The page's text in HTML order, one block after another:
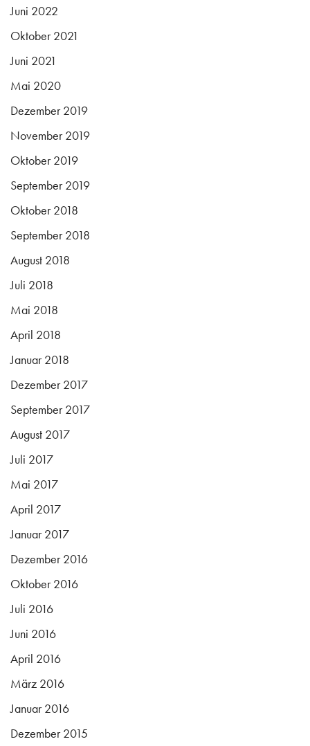
Juni 2022
Oktober 2021
Juni 2021
Mai 2020
Dezember 2019
November 2019
Oktober 2019
September 2019
Oktober 2018
September 2018
August 2018
Juli 2018
Mai 2018
April 2018
Januar 2018
Dezember 2017
September 2017
August 2017
Juli 2017
Mai 2017
April 2017
Januar 2017
Dezember 2016
Oktober 2016
Juli 2016
Juni 2016
April 2016
März 2016
Januar 2016
Dezember 2015